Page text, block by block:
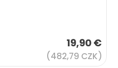
19,90 €
(482,79 CZK)